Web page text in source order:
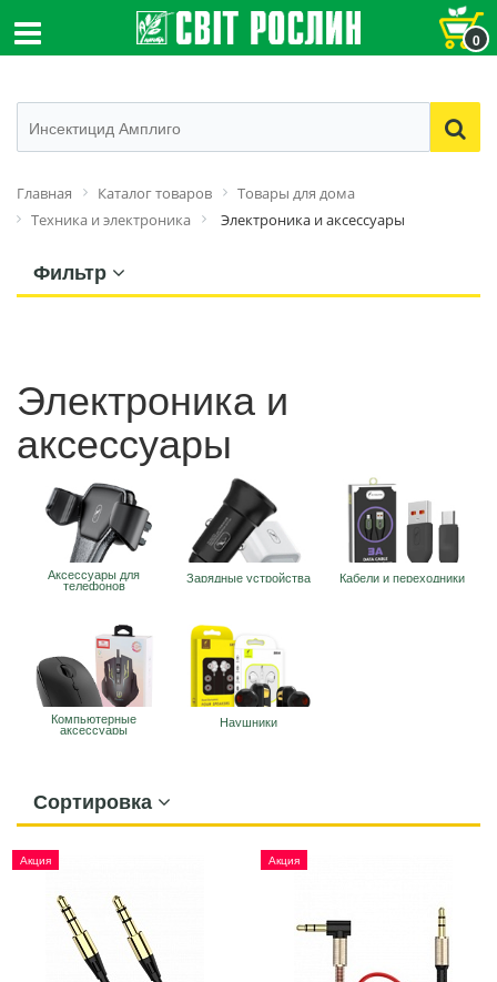
0
Главная Каталог товаров
Товары для дома
Техника и электроника
Электроника и аксессуары
Фильтр
Электроника и
аксессуары
Аксессуары для
телефонов Зарядные устройства Кабели и переходники
Компьютерные
аксессуары Наушники
Сортировка
Акция Акция